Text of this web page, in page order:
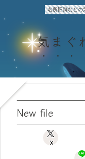
名所旧跡などの
気まぐ
New file
X